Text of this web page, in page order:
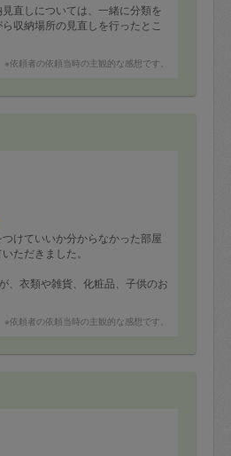
直しについては、一緒に分類を
収納場所の見直しを行ったとこ
もちゃをすぐに子供が遊び出し
具の置き場の見直しについては、
かかりそうですが、色々と提案
※依頼者の依頼当時の主観的な感想です。
けていいか分からなかった部屋
ただきました。
、衣類や雑貨、化粧品、子供のお
溢れていた部屋のものを分類し
た。
け迷子にならないような部屋作
※依頼者の依頼当時の主観的な感想です。